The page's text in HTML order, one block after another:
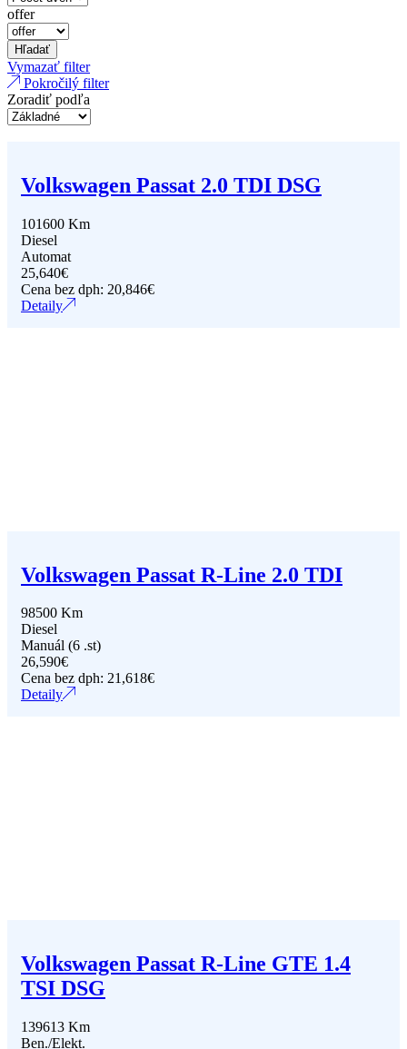
offer
Hľadať
Vymazať filter
Pokročilý filter
Zoradiť podľa
Volkswagen Passat 2.0 TDI DSG
101600 Km
Diesel
Automat
25,640€
Cena bez dph: 20,846€
Detaily
Volkswagen Passat R-Line 2.0 TDI
98500 Km
Diesel
Manuál (6 .st)
26,590€
Cena bez dph: 21,618€
Detaily
Volkswagen Passat R-Line GTE 1.4
TSI DSG
139613 Km
Ben./Elekt.